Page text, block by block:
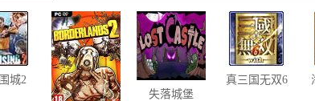
城2
失落城堡
真三国无双6